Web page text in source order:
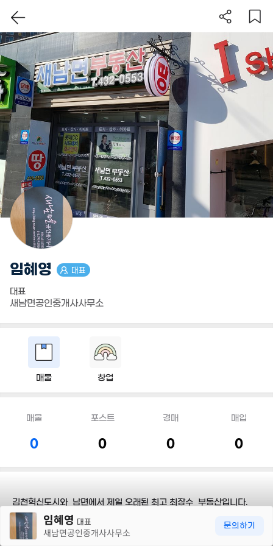
임혜영 대표
대표
새남면공인중개사사무소
매물 창업
매물
0
포스트
0
경매
0
매입
0
김천혁신도시와 남면에서 제일 오래된 최고 최장수 부동산입니다.
정직과 신용의 바탕에 안목과 실력을 키워온 사람냄새 나는 토박이
중개업소입니다.
임혜영 대표
새남면공인중개사사무소
문의하기
이 지역 보기